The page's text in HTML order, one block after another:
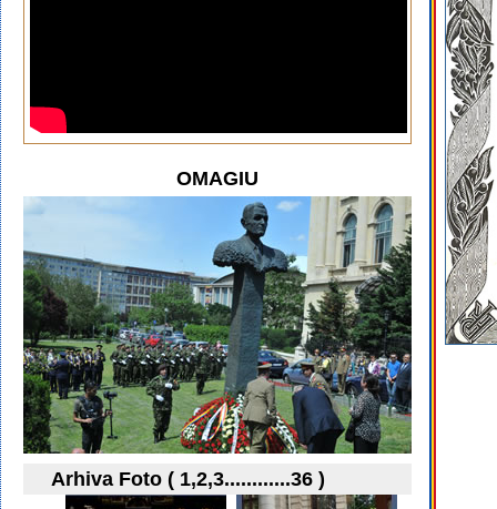
OMAGIU
Arhiva Foto ( 1,2,3............36 )